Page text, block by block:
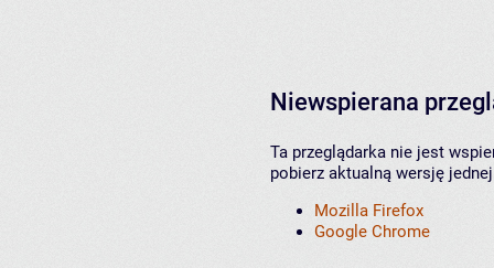
Niewspierana
Ta przeglądarka nie jest
pobierz aktualną wersję
Mozilla Firefox
Google Chrome